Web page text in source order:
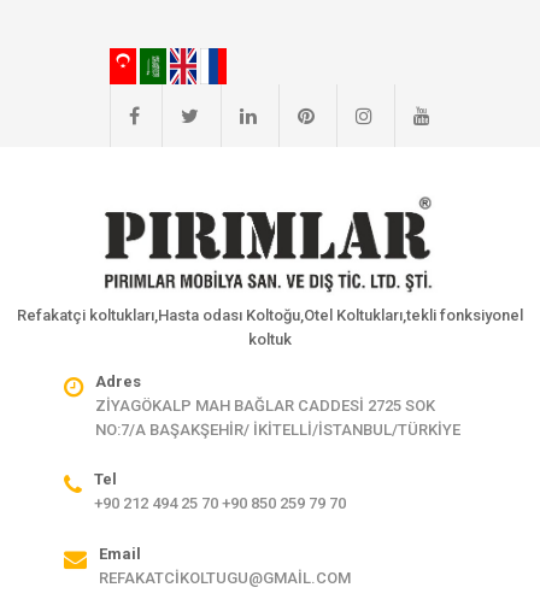
Refakatçi koltukları,Hasta odası Koltoğu,Otel Koltukları,tekli fonksiyonel
koltuk
Adres
ZİYAGÖKALP MAH BAĞLAR CADDESİ 2725 SOK
NO:7/A BAŞAKŞEHİR/ İKİTELLİ/İSTANBUL/TÜRKİYE
Tel
+90 212 494 25 70 +90 850 259 79 70
Email
REFAKATCIKOLTUGU@GMAIL.COM